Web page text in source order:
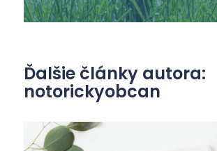
Ďalšie články autora:
notorickyobcan